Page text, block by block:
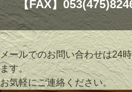
【FAX】
メールでのお問い合わせは24
ます。
お気軽にご連絡ください。